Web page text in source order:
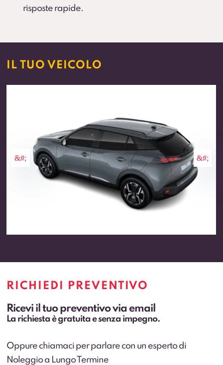
risposte rapide.
IL TUO VEICOLO
RICHIEDI PREVENTIVO
Ricevi il tuo preventivo via email
La richiesta è gratuita e senza impegno.
Oppure chiamaci per parlare con un esperto di
Noleggio a Lungo Termine